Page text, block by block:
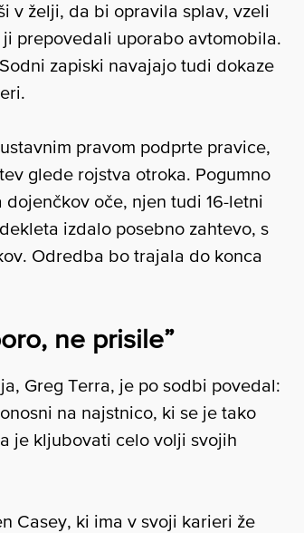
v želji, da bi opravila splav, vzeli
prepovedali uporabo avtomobila.
zapiski navajajo tudi dokaze
pravom podprte pravice,
glede rojstva otroka. Pogumno
oče, njen tudi 16-letni
izdalo posebno zahtevo, s
Odredba bo trajala do konca
ne prisile”
Greg Terra, je po sodbi povedal:
na najstnico, ki se je tako
je kljubovati celo volji svojih
Casey, ki ima v svoji karieri že